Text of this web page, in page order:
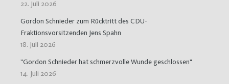
22. Juli 2026
Gordon Schnieder zum Rücktritt des CDU-
Fraktionsvorsitzenden Jens Spahn
18. Juli 2026
"Gordon Schnieder hat schmerzvolle Wunde geschlossen"
14. Juli 2026